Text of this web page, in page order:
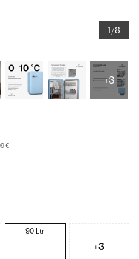
1/8
+3
€
90 Ltr
+3